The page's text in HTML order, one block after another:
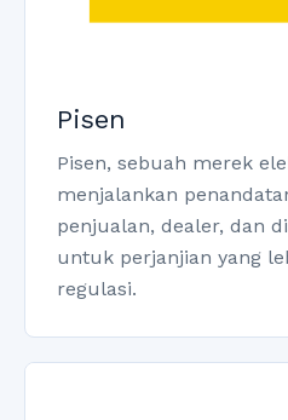
Pisen
Pisen, sebuah merek
menjalankan
penjualan, dealer, dan
untuk perjanjian yang
regulasi.